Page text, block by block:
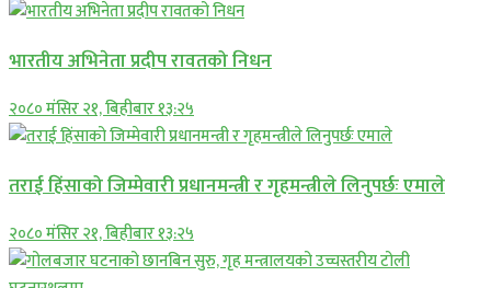
भारतीय अभिनेता प्रदीप रावतको निधन
२०८० मंसिर २१, बिहीबार १३:२५
तराई हिंसाको जिम्मेवारी प्रधानमन्त्री र गृहमन्त्रीले लिनुपर्छः एमाले
२०८० मंसिर २१, बिहीबार १३:२५